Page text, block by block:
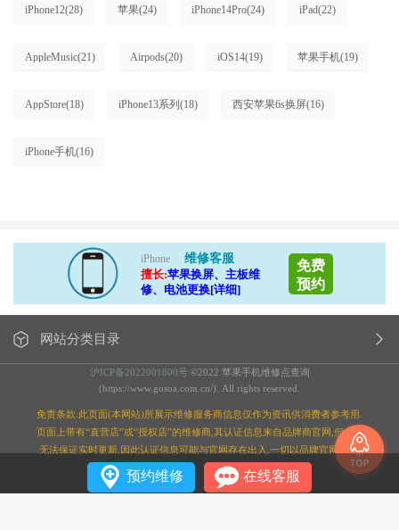
iPhone12(28) 苹果(24) iPhone14Pro(24) iPad(22)
AppleMusic(21) Airpods(20) iOS14(19) 苹果手机(19)
AppStore(18) iPhone13系列 (18) 西安苹果6s换屏(16)
iPhone手机(16)
iPhone
维修客服
擅长:苹果换屏、主板维
修、电池更换[详细]
免费
预约
网站分类目录
沪ICP备2022001800号 ©2022 苹果手机维修点查询
(https://www.gosoa.com.cn/). All rights reserved.
免责条款:此页面(本网站)所展示维修服务商信息仅作为资讯供消费者参考用.
页面上带有“直营店”或“授权店”的维修商,其认证信息来自品牌商官网,但本站
无法保证实时更新,因此认证信息可能与官网存在出入,一切以品牌官网为准;
预约维修 在线客服